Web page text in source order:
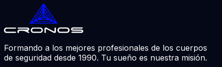
Formando a los mejores profesionales de los cuerpos
de seguridad desde 1990. Tu sueño es nuestra misión.